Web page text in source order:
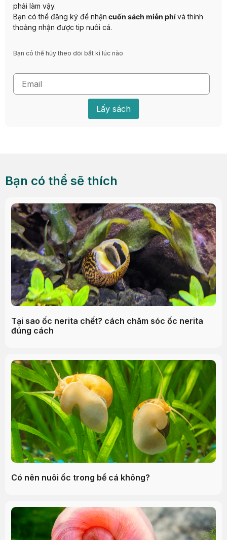
phải làm vậy.
Bạn có thể đăng ký để nhận cuốn sách miễn phívà thỉnh
thoảng nhận được tip nuôi cá.
Bạn có thể hủy theo dõi bất kì lúc nào
Lấy sách
Bạn có thể sẽ thích
Tại sao ốc nerita chết? cách chăm sóc ốc nerita
đúng cách
Có nên nuôi ốc trong bể cá không?